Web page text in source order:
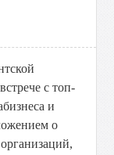
с топ-
и
о